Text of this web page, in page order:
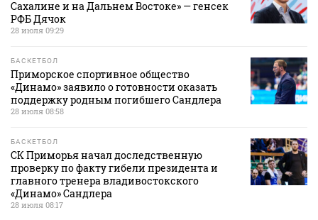
Сахалине и на Дальнем Востоке» — генсек
РФБ Дячок
28 июля 09:29
БАСКЕТБОЛ
Приморское спортивное общество
«Динамо» заявило о готовности оказать
поддержку родным погибшего Сандлера
28 июля 08:58
БАСКЕТБОЛ
СК Приморья начал доследственную
проверку по факту гибели президента и
главного тренера владивостокского
«Динамо» Сандлера
28 июля 08:17